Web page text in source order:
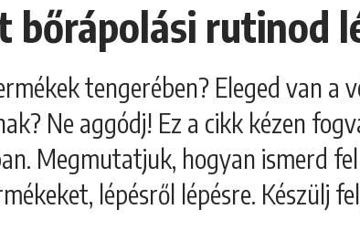
bőrápolási rutinod
tengerében? Eleged van a
Ne aggódj! Ez a cikk kézen
Megmutatjuk, hogyan ismerd
lépésről lépésre. Készülj